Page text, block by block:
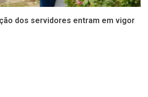
dos servidores entram em vigor